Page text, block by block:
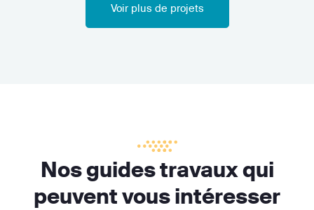
Voir plus de projets
Nos guides travaux qui
peuvent vous intéresser